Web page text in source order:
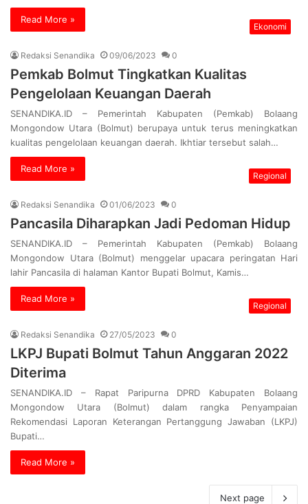
Read More »
Ekonomi
Redaksi Senandika 09/06/2023 0
Pemkab Bolmut Tingkatkan Kualitas
Pengelolaan Keuangan Daerah
SENANDIKA.ID – Pemerintah Kabupaten (Pemkab) Bolaang
Mongondow Utara (Bolmut) berupaya untuk terus meningkatkan
kualitas pengelolaan keuangan daerah. Ikhtiar tersebut salah…
Read More »
Regional
Redaksi Senandika 01/06/2023 0
Pancasila Diharapkan Jadi Pedoman Hidup
SENANDIKA.ID – Pemerintah Kabupaten (Pemkab) Bolaang
Mongondow Utara (Bolmut) menggelar upacara peringatan Hari
lahir Pancasila di halaman Kantor Bupati Bolmut, Kamis…
Read More »
Regional
Redaksi Senandika 27/05/2023 0
LKPJ Bupati Bolmut Tahun Anggaran 2022
Diterima
SENANDIKA.ID – Rapat Paripurna DPRD Kabupaten Bolaang
Mongondow Utara (Bolmut) dalam rangka Penyampaian
Rekomendasi Laporan Keterangan Pertanggung Jawaban (LKPJ)
Bupati…
Read More »
Next page